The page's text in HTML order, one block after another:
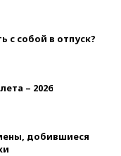
с собой в отпуск?
– 2026
добившиеся